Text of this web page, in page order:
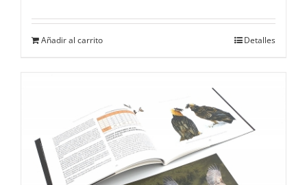
Añadir al carrito Detalles